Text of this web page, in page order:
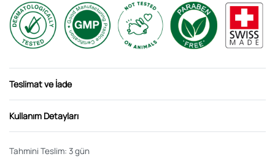
Teslimat ve İade
Kullanım Detayları
Tahmini Teslim: 3 gün